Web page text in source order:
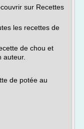
sur Recettes
les recettes de
de chou et
auteur.
de potée au